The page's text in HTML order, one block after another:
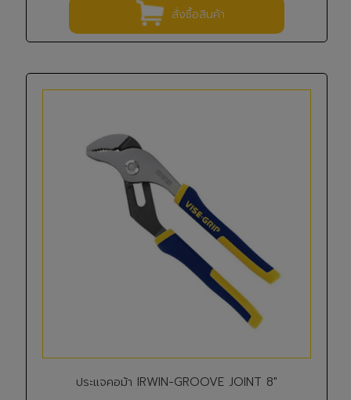
สั่งซื้อสินค้า
ประแจคอม้า IRWIN-GROOVE JOINT 8"